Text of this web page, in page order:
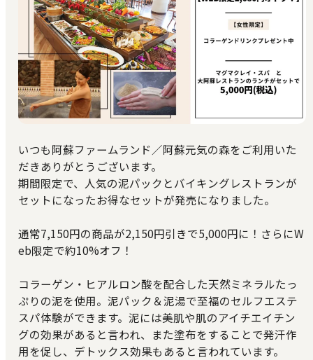
いつも阿蘇ファームランド／阿蘇元気の森をご利用いた
だきありがとうございます。
期間限定で、人気の泥パックとバイキングレストランが
セットになったお得なセットが発売になりました。
通常7,150円の商品が2,150円引きで5,000円に！さらにW
eb限定で約10%オフ！
コラーゲン・ヒアルロン酸を配合した天然ミネラルたっ
ぷりの泥を使用。泥パック＆泥湯で至福のセルフエステ
スパ体験ができます。泥には美肌や肌のアイチエイチン
グの効果があると言われ、また塗布をすることで発汗作
用を促し、デトックス効果もあると言われています。